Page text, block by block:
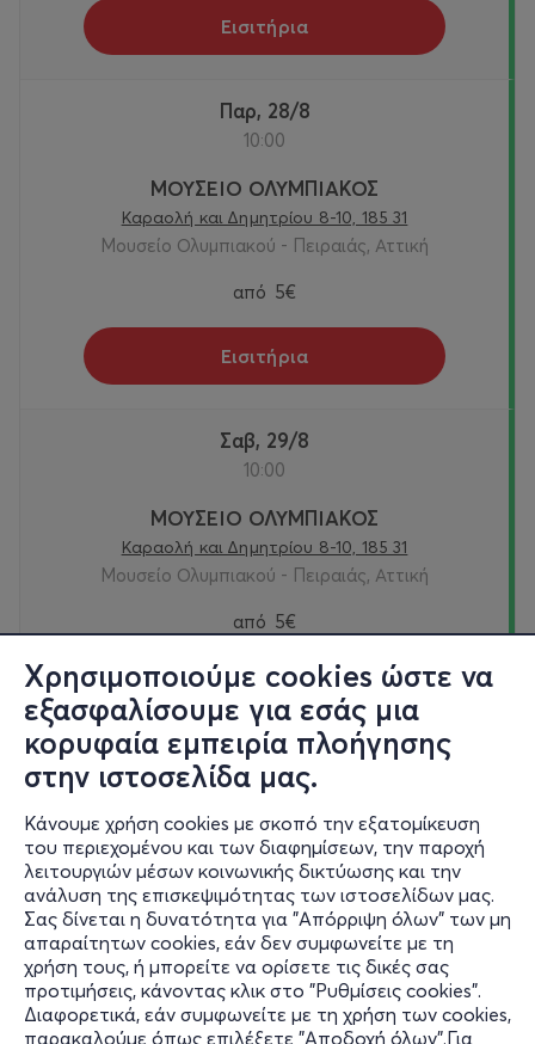
Χρησιμοποιούμε cookies ώστε να
εξασφαλίσουμε για εσάς μια
κορυφαία εμπειρία πλοήγησης
στην ιστοσελίδα μας.
Κάνουμε χρήση cookies με σκοπό την εξατομίκευση
του περιεχομένου και των διαφημίσεων, την παροχή
λειτουργιών μέσων κοινωνικής δικτύωσης και την
ανάλυση της επισκεψιμότητας των ιστοσελίδων μας.
Σας δίνεται η δυνατότητα για "Απόρριψη όλων" των μη
απαραίτητων cookies, εάν δεν συμφωνείτε με τη
χρήση τους, ή μπορείτε να ορίσετε τις δικές σας
προτιμήσεις, κάνοντας κλικ στο "Ρυθμίσεις cookies".
Διαφορετικά, εάν συμφωνείτε με τη χρήση των cookies,
παρακαλούμε όπως επιλέξετε "Αποδοχή όλων".Για
Εισιτήρια
Παρ, 28/8
10:00
ΜΟΥΣΕΙΟ ΟΛΥΜΠΙΑΚΟΣ
Καραολή και Δημητρίου 8-10, 185 31
Μουσείο Ολυμπιακού - Πειραιάς, Αττική
από 5€
Εισιτήρια
Σαβ, 29/8
10:00
ΜΟΥΣΕΙΟ ΟΛΥΜΠΙΑΚΟΣ
Καραολή και Δημητρίου 8-10, 185 31
Μουσείο Ολυμπιακού - Πειραιάς, Αττική
από 5€
Εισιτήρια
Κυρ, 30/8
10:00
ΜΟΥΣΕΙΟ ΟΛΥΜΠΙΑΚΟΣ
Καραολή και Δημητρίου 8-10, 185 31
Μουσείο Ολυμπιακού - Πειραιάς, Αττική
από 5€
Εισιτήρια